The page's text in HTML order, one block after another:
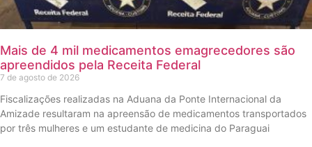
Mais de 4 mil medicamentos emagrecedores são
apreendidos pela Receita Federal
7 de agosto de 2026
Fiscalizações realizadas na Aduana da Ponte Internacional da
Amizade resultaram na apreensão de medicamentos transportados
por três mulheres e um estudante de medicina do Paraguai